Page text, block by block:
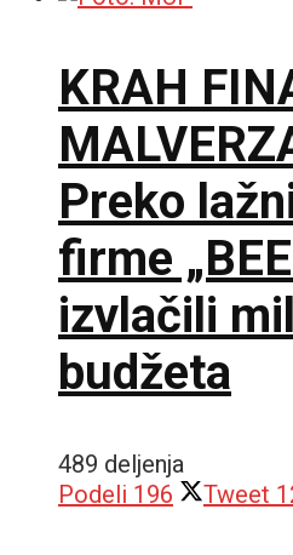
KRAH
Preko
firme
izvlačili
budžeta
489 deljenja
Podeli 196 Tweet